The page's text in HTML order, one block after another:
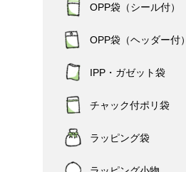
OPP袋（シール付）
OPP袋（ヘッダー付）
IPP・ガゼット袋
チャック付ポリ袋
ラッピング袋